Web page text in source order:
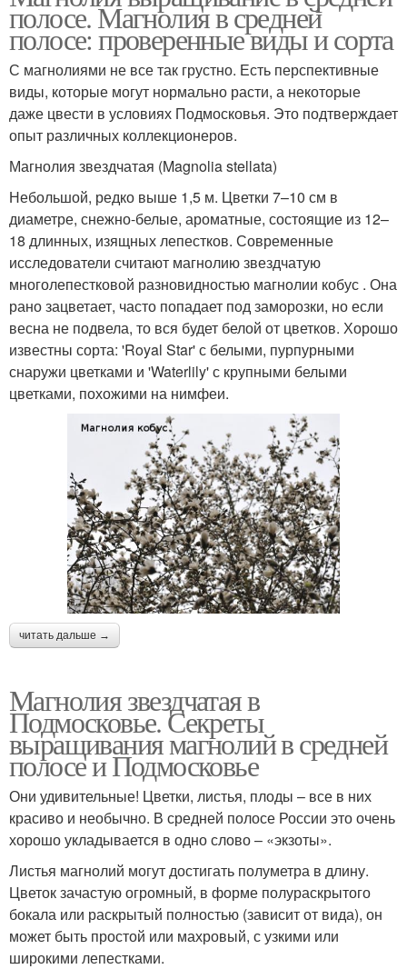
полосе. Магнолия в средней
полосе: проверенные виды и сорта
С магнолиями не все так грустно. Есть перспективные
виды, которые могут нормально расти, а некоторые
даже цвести в условиях Подмосковья. Это подтверждает
опыт различных коллекционеров.
Магнолия звездчатая (Magnolia stellata)
Небольшой, редко выше 1,5 м. Цветки 7–10 см в
диаметре, снежно-белые, ароматные, состоящие из 12–
18 длинных, изящных лепестков. Современные
исследователи считают магнолию звездчатую
многолепестковой разновидностью магнолии кобус . Она
рано зацветает, часто попадает под заморозки, но если
весна не подвела, то вся будет белой от цветков. Хорошо
известны сорта: 'Royal Star' с белыми, пурпурными
снаружи цветками и 'Waterlily' с крупными белыми
цветками, похожими на нимфеи.
читать дальше →
Магнолия звездчатая в
Подмосковье. Секреты
выращивания магнолий в средней
полосе и Подмосковье
Они удивительные! Цветки, листья, плоды – все в них
красиво и необычно. В средней полосе России это очень
хорошо укладывается в одно слово – «экзоты».
Листья магнолий могут достигать полуметра в длину.
Цветок зачастую огромный, в форме полураскрытого
бокала или раскрытый полностью (зависит от вида), он
может быть простой или махровый, с узкими или
широкими лепестками.